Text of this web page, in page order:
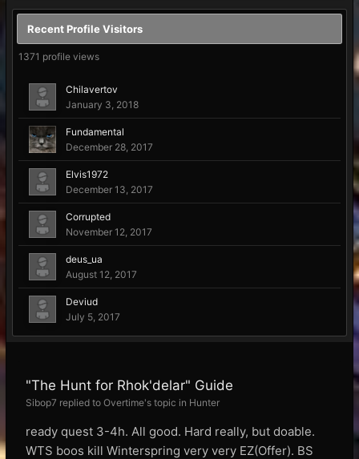
Recent Profile Visitors
1371 profile views
Chilavertov
January 3, 2018
Fundamental
December 28, 2017
Elvis1972
December 13, 2017
Corrupted
November 12, 2017
deus_ua
August 12, 2017
Deviud
July 5, 2017
"The Hunt for Rhok'delar" Guide
Sibop7 replied to Overtime's topic in Hunter
ready quest 3-4h. All good. Hard really, but doable.
WTS boos kill Winterspring very very EZ(Offer). BS